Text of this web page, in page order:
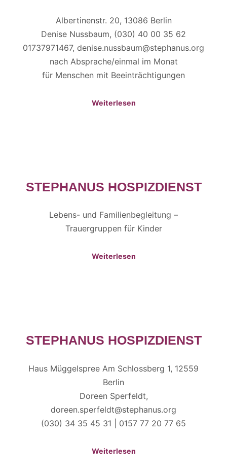
Albertinenstr. 20, 13086 Berlin
Denise Nussbaum, (030) 40 00 35 62
01737971467, denise.nussbaum@stephanus.org
nach Absprache/einmal im Monat
für Menschen mit Beeinträchtigungen
Weiterlesen
STEPHANUS HOSPIZDIENST
Lebens- und Familienbegleitung –
Trauergruppen für Kinder
Weiterlesen
STEPHANUS HOSPIZDIENST
Haus Müggelspree Am Schlossberg 1, 12559
Berlin
Doreen Sperfeldt,
doreen.sperfeldt@stephanus.org
(030) 34 35 45 31 | 0157 77 20 77 65
Weiterlesen